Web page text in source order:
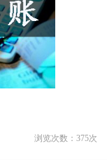
浏览次数： 375次